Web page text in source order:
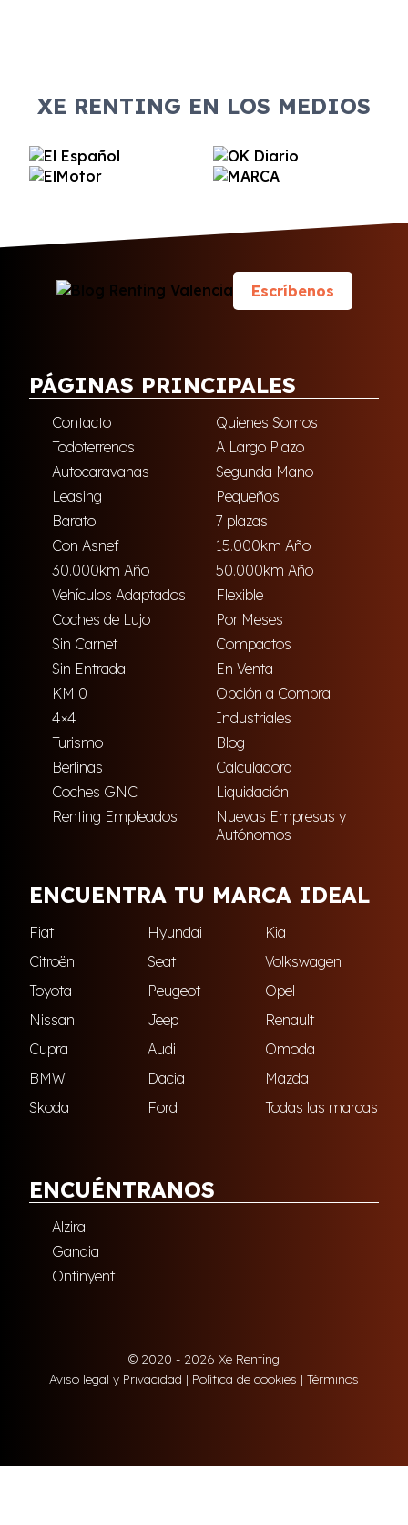
XE RENTING EN LOS MEDIOS
Escríbenos
PÁGINAS PRINCIPALES
Contacto
Quienes Somos
Todoterrenos
A Largo Plazo
Autocaravanas
Segunda Mano
Leasing
Pequeños
Barato
7 plazas
Con Asnef
15.000km Año
30.000km Año
50.000km Año
Vehículos Adaptados
Flexible
Coches de Lujo
Por Meses
Sin Carnet
Compactos
Sin Entrada
En Venta
KM 0
Opción a Compra
4×4
Industriales
Turismo
Blog
Berlinas
Calculadora
Coches GNC
Liquidación
Renting Empleados
Nuevas Empresas y
Autónomos
ENCUENTRA TU MARCA IDEAL
Fiat Hyundai
Kia
Citroën
Seat
Volkswagen
Toyota
Peugeot
Opel
Nissan
Jeep
Renault
Cupra
Audi
Omoda
BMW
Dacia
Mazda
Skoda
Ford Todas las marcas
ENCUÉNTRANOS
Alzira
Gandia
Ontinyent
© 2020 - 2026 Xe Renting
Aviso legal y Privacidad | Política de cookies | Términos